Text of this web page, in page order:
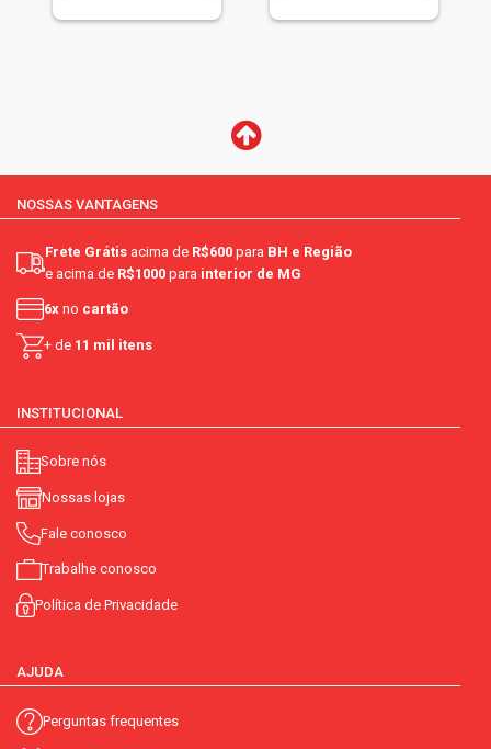
NOSSAS VANTAGENS
Frete Grátis acima de R$600 para BH e Região
e acima de R$1000 para interior de MG
6x no cartão
+ de 11 mil itens
INSTITUCIONAL
Sobre nós
Nossas lojas
Fale conosco
Trabalhe conosco
Política de Privacidade
AJUDA
Perguntas frequentes